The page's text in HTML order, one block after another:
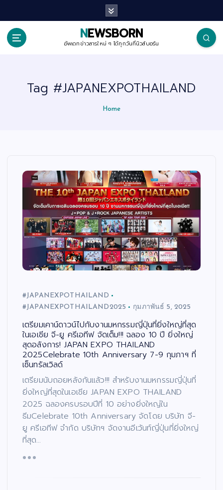
i
NEWSBORN
อัพเดทข่าวสารใหม่ ๆ ได้ทุกวันที่นิวส์บอร์น
Tag #JAPANEXPOTHAILAND
Home
#JAPANEXPOTHAILAND
#JAPANEXPOTHAILAND2025
กุมภาพันธ์ 5, 2025
เตรียมเคาน์ดาวน์ไปกับงานมหกรรมญี่ปุ่นที่ยิ่งใหญ่ที่สุด
ในเอเชีย จี-ยู ครีเอทีฟ จัดเต็ม!!! ฉลอง 10 ปี ยิ่งใหญ่
สุดอลังการ! JAPAN EXPO THAILAND
2025Celebrate 10th Anniversary 7-9 กุมภาฯ ที่
เซ็นทรัลเวิลด์
เตรียมนับถอยหลังกันแล้ว!!! สำหรับงานมหกรรมญี่ปุ่นที่
ยิ่งใหญ่ที่สุดในเอเชีย JAPAN EXPO THAILAND
2025 ฉลองครบรอบปีที่ 10 อย่างยิ่งใหญ่ใน
ธีมCelebrate 10th Anniversary จัดโดย บริษัท จี-
ยู ครีเอทีฟ จำกัด บริษัทฯ จัดงานอีเว้นท์ญี่ปุ่นที่ยิ่งใหญ่
ที่สุด…